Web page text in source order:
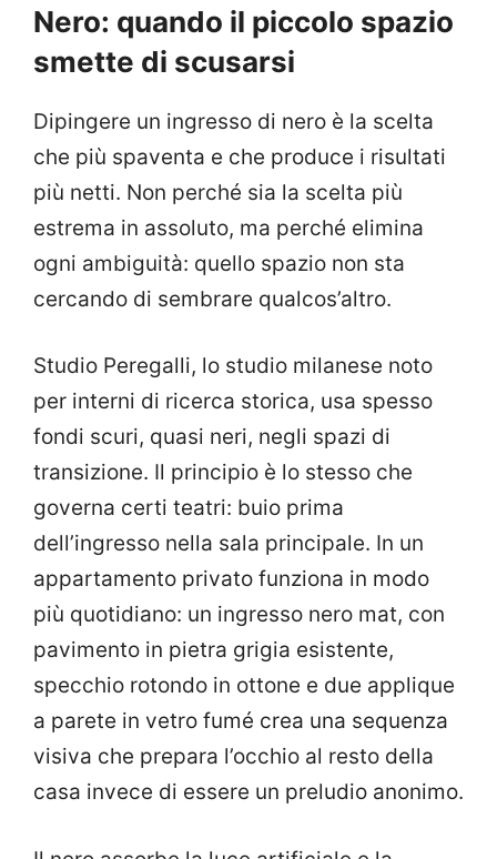
Nero: quando il piccolo spazio
smette di scusarsi
Dipingere un ingresso di nero è la scelta
che più spaventa e che produce i risultati
più netti. Non perché sia la scelta più
estrema in assoluto, ma perché elimina
ogni ambiguità: quello spazio non sta
cercando di sembrare qualcos’altro.
Studio Peregalli, lo studio milanese noto
per interni di ricerca storica, usa spesso
fondi scuri, quasi neri, negli spazi di
transizione. Il principio è lo stesso che
governa certi teatri: buio prima
dell’ingresso nella sala principale. In un
appartamento privato funziona in modo
più quotidiano: un ingresso nero mat, con
pavimento in pietra grigia esistente,
specchio rotondo in ottone e due applique
a parete in vetro fumé crea una sequenza
visiva che prepara l’occhio al resto della
casa invece di essere un preludio anonimo.